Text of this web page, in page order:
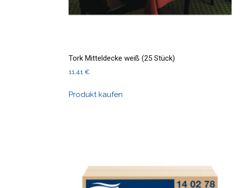
Tork Mitteldecke weiß (25 Stück)
11,41 €
Produkt kaufen